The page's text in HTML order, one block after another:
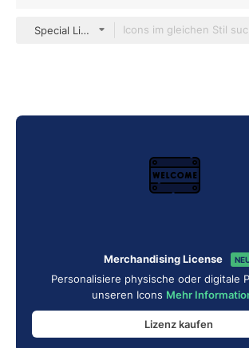
Special Lineal color
Merchandising License
Personalisiere physische oder digitale
unseren Icons Mehr
Lizenz kaufen